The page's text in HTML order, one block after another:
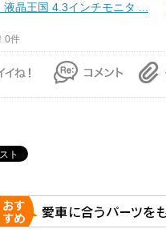
晶王国 4.3インチモニタ ...
0件